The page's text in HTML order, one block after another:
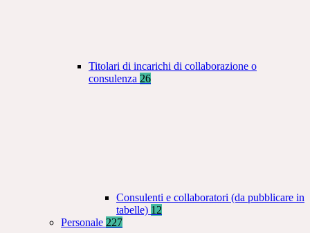
Titolari di incarichi di collaborazione o
consulenza 26
Consulenti e collaboratori (da pubblicare in
tabelle) 12
Personale 227